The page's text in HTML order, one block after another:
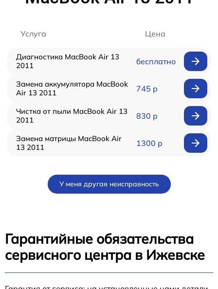
Услуга Цена
Диагностика MacBook Air 13
2011
бесплатно
Замена аккумулятора MacBook
Air 13 2011
745 р
Чистка от пыли MacBook Air 13
2011
830 р
Замена матрицы MacBook Air
13 2011
1300 р
У меня другая неисправность
Гарантийные обязательства
сервисного центра в Ижевске